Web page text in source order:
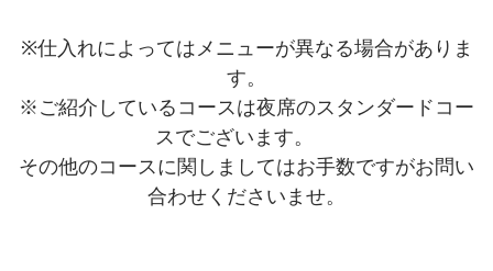
※仕入れによってはメニューが異なる場合がありま
す。
※ご紹介しているコースは夜席のスタンダードコー
スでございます。
その他のコースに関しましてはお手数ですがお問い
合わせくださいませ。